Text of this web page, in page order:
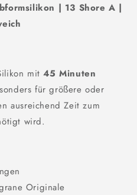
| 13 Shore A |
mit45 Minuten
für größere oder
ausreichend Zeit zum
wird.
Originale